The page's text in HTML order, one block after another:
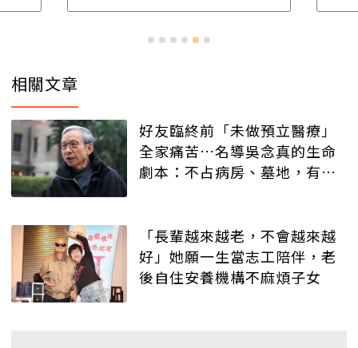
相關文章
好友臨終前「未做預立醫療」
全家痛苦…名導吳念真的生命
劇本：不占病房、墓地，有人
「長輩越來越老，不會越來越
好」她願一生當志工陪伴，老
後自住安養機構不麻煩子女